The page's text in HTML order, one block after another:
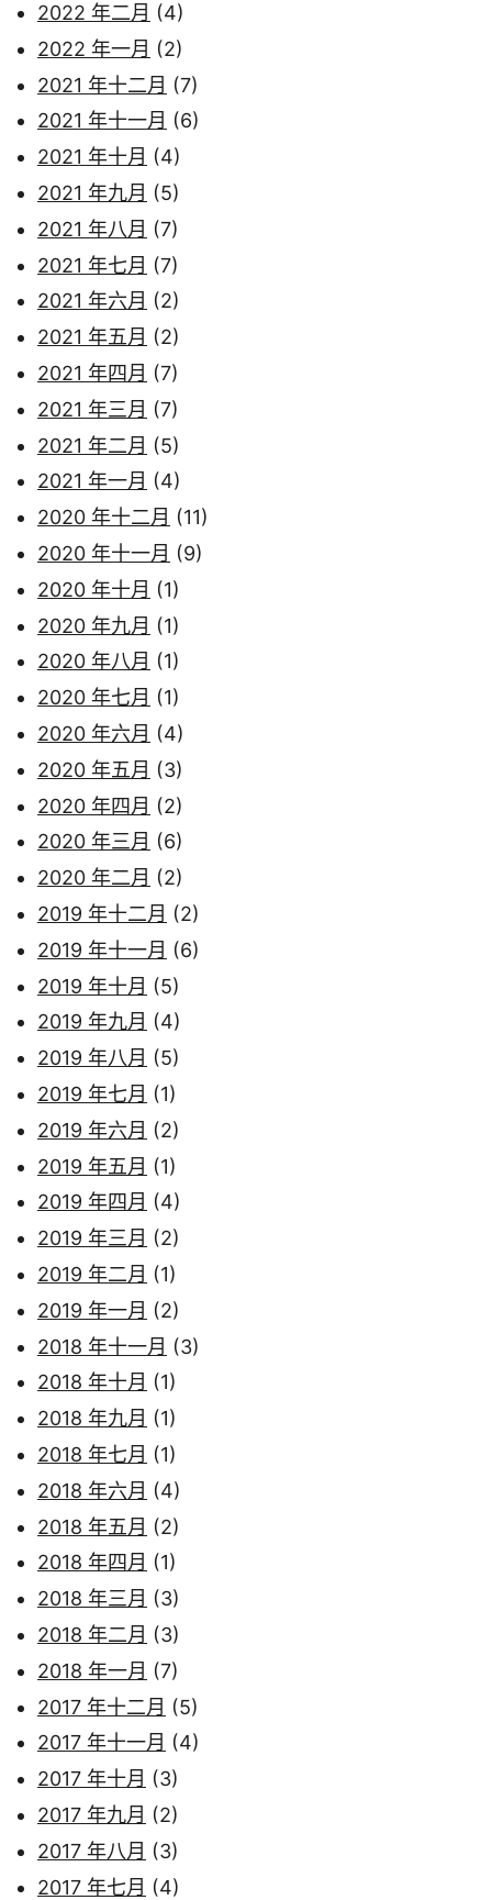
2022 年二月 (4)
2022 年一月 (2)
2021 年十二月 (7)
2021 年十一月 (6)
2021 年十月 (4)
2021 年九月 (5)
2021 年八月 (7)
2021 年七月 (7)
2021 年六月 (2)
2021 年五月 (2)
2021 年四月 (7)
2021 年三月 (7)
2021 年二月 (5)
2021 年一月 (4)
2020 年十二月 (11)
2020 年十一月 (9)
2020 年十月 (1)
2020 年九月 (1)
2020 年八月 (1)
2020 年七月 (1)
2020 年六月 (4)
2020 年五月 (3)
2020 年四月 (2)
2020 年三月 (6)
2020 年二月 (2)
2019 年十二月 (2)
2019 年十一月 (6)
2019 年十月 (5)
2019 年九月 (4)
2019 年八月 (5)
2019 年七月 (1)
2019 年六月 (2)
2019 年五月 (1)
2019 年四月 (4)
2019 年三月 (2)
2019 年二月 (1)
2019 年一月 (2)
2018 年十一月 (3)
2018 年十月 (1)
2018 年九月 (1)
2018 年七月 (1)
2018 年六月 (4)
2018 年五月 (2)
2018 年四月 (1)
2018 年三月 (3)
2018 年二月 (3)
2018 年一月 (7)
2017 年十二月 (5)
2017 年十一月 (4)
2017 年十月 (3)
2017 年九月 (2)
2017 年八月 (3)
2017 年七月 (4)